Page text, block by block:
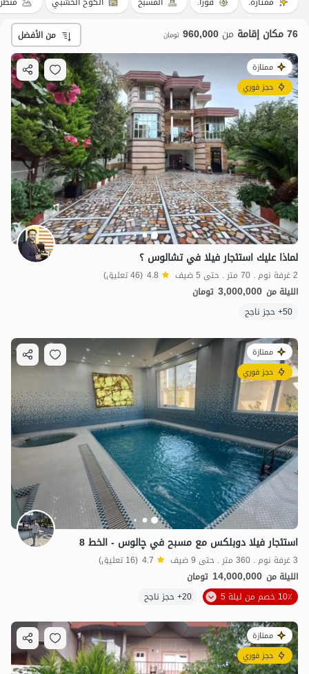
76 مكان إقامة من 960,000 تومان من الأفضل
ممتازة
حجز فوري
لماذا عليك استئجار فيلا في تشالوس ؟
2 غرفة نوم . 70 متر . حتى 5 ضيف 4.8 (46 تعليق)
الليلة من 3,000,000 تومان
50+ حجز ناجح
ممتازة
حجز فوري
استئجار فيلا دوبلكس مع مسبح في چالوس - الخط 8
3 غرفة نوم . 360 متر . حتى 9 ضيف 4.7 (16 تعليق)
الليلة من 14,000,000 تومان
10٪ خصم من ليلة 5
20+ حجز ناجح
ممتازة
حجز فوري